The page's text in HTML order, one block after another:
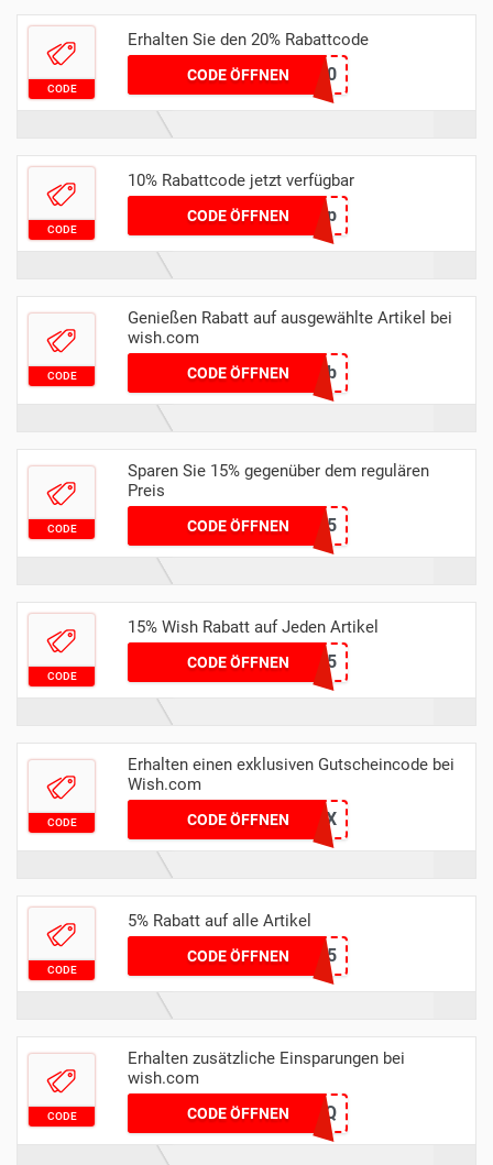
CODE
Erhalten Sie den 20% Rabattcode
CODE ÖFFNENFREE20
CODE
10% Rabattcode jetzt verfügbar
CODE ÖFFNEN 10p
CODE
Genießen Rabatt auf ausgewählte Artikel bei
wish.com
CODE ÖFFNENczcqctkb
CODE
Sparen Sie 15% gegenüber dem regulären
Preis
CODE ÖFFNENSAVE15
CODE
15% Wish Rabatt auf Jeden Artikel
CODE ÖFFNENKLARNA15
CODE
Erhalten einen exklusiven Gutscheincode bei
Wish.com
CODE ÖFFNENCZSFDZQX
CODE
5% Rabatt auf alle Artikel
CODE ÖFFNEN
SYDNEYEVERHART5
CODE
Erhalten zusätzliche Einsparungen bei
wish.com
CODE ÖFFNENCZMWJWPQ